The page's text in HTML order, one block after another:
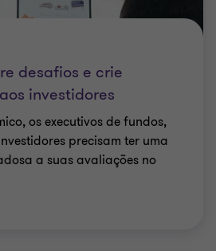
desafios e crie
investidores
os executivos de fundos,
precisam ter uma
a suas avaliações no